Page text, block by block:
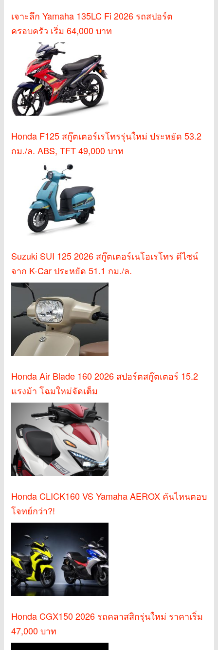
เจาะลึก Yamaha 135LC Fi 2026 รถสปอร์ต
ครอบครัว เริ่ม 64,000 บาท
Honda F125 สกู๊ตเตอร์เรโทรรุ่นใหม่ ประหยัด 53.2
กม./ล. ABS, TFT 49,000 บาท
Suzuki SUI 125 2026 สกู๊ตเตอร์เนโอเรโทร ดีไซน์
จาก K-Car ประหยัด 51.1 กม./ล.
Honda Air Blade 160 2026 สปอร์ตสกู๊ตเตอร์ 15.2
แรงม้า โฉมใหม่จัดเต็ม
Honda CLICK160 VS Yamaha AEROX คันไหนตอบ
โจทย์กว่า?!
Honda CGX150 2026 รถคลาสสิกรุ่นใหม่ ราคาเริ่ม
47,000 บาท